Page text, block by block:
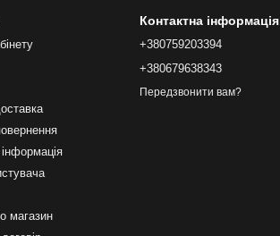
магазин
Контактна інформація
+380759203394
+380679638343
Передзвонити вам?